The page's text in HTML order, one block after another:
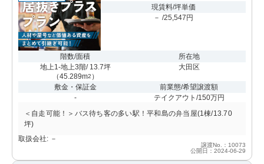
現賃料/坪単価
－ /25,547円
階数/面積
地上1-地上3階/ 13.7坪
（45.289m2 ）
所在地
大田区
敷金・保証金
-
前業態/希望譲渡額
テイクアウト/150万円
＜自走可能！＞バス待ち客の多い駅！平和島の弁当屋(1棟/13.70
坪)
取扱会社: －
譲渡No.：10073
公開日：2024-06-29